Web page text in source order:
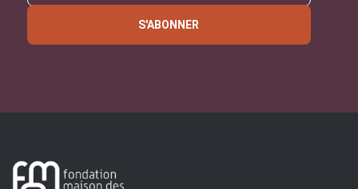
S'ABONNER